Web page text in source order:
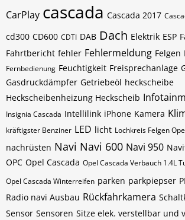
CarPlay cascada Cascada 2017
cd300 CD600 CDTI DAB Dach Elektrik ESP
Fahrtbericht fehler Fehlermeldung Felgen
Fernbedienung Feuchtigkeit Freisprechanlage
Gasdruckdämpfer Getriebeöl heckscheibe
Heckscheibenheizung Heckscheib
Insignia Cascada Intellilink iPhone Kamera
kräftigster Benziner LED licht Lochkreis Felgen
nachrüsten Navi Navi 600 Navi 950
OPC Opel Cascada Opel Cascada Verbauch 1.4L
Opel Cascada Winterreifen parken parkpiepser
Radio navi Ausbau Rückfahrkamera
Sensor Sensoren Sitze elek. verstellbar und